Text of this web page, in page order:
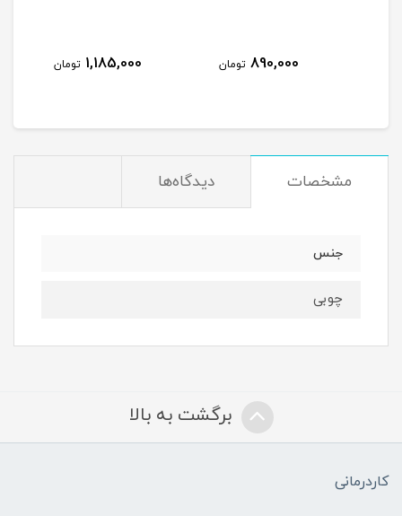
890,000 تومان 1,185,000 تومان
مشخصات دیدگاه‌ها
جنس
چوبی
برگشت به بالا
کاردرمانی